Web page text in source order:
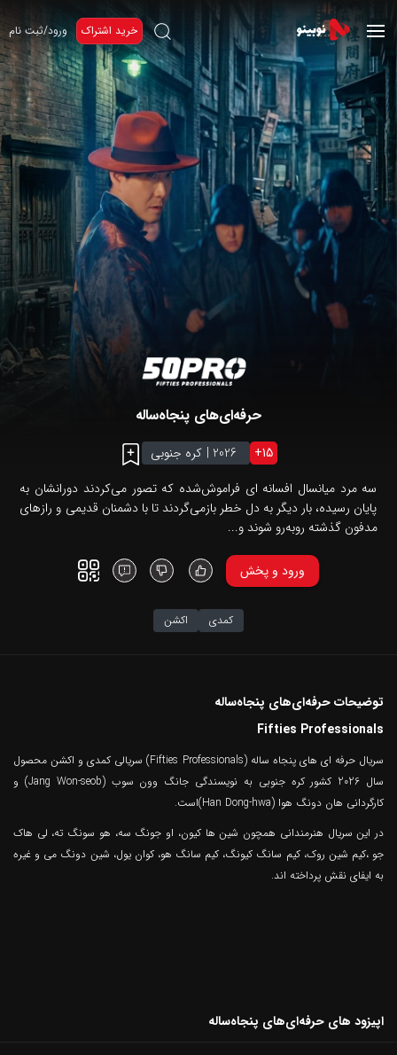
خرید اشتراک ورود/ثبت نام
حرفه‌ای‌های پنجاه‌ساله
15
+
2026
| کره جنوبی
سه مرد میانسال افسانه ای فراموش‌شده که تصور می‌کردند دورانشان به
پایان رسیده، بار دیگر به دل خطر بازمی‌گردند تا با دشمنان قدیمی و رازهای
مدفون گذشته روبه‌رو شوند و...
ورود و پخش
کمدی اکشن
توضیحات حرفه‌ای‌های پنجاه‌ساله
Fifties Professionals
سریال حرفه ای های پنجاه ساله (Fifties Professionals) سریالی کمدی و اکشن محصول
سال 2026 کشور کره جنوبی به نویسندگی جانگ وون سوب (Jang Won-seob) و
کارگردانی هان دونگ هوا (Han Dong-hwa)است.
در این سریال هنرمندانی همچون شین ها کیون، او جونگ سه، هو سونگ ته، لی هاک
جو ،کیم شین روک، کیم سانگ کیونگ، کیم سانگ هو، کوان یول، شین دونگ می و غیره
به ایفای نقش پرداخته اند.
اپیزود های حرفه‌ای‌های پنجاه‌ساله